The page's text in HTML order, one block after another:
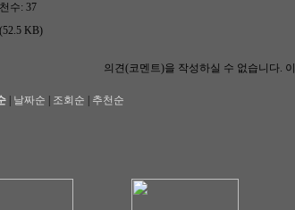
수: 37
KB)
의견(코멘트)을 작성하실 수 없습니다.
날짜순 조회순 추천순